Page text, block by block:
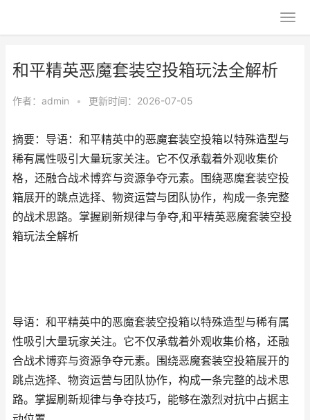
和平精英恶魔套装空投箱玩法全解析
作者： admin • 更新时间：2026-07-05
摘要：导语：和平精英中的恶魔套装空投箱以特殊造型与
稀有属性吸引大量玩家关注。它不仅承载着外观收集价
格，还融合战术博弈与资源争夺元素。围绕恶魔套装空投
箱展开的跳点选择、物资运营与团队协作，构成一条完整
的战术思路。掌握刷新规律与争夺,和平精英恶魔套装空投
箱玩法全解析
导语：和平精英中的恶魔套装空投箱以特殊造型与稀有属
性吸引大量玩家关注。它不仅承载着外观收集价格，还融
合战术博弈与资源争夺元素。围绕恶魔套装空投箱展开的
跳点选择、物资运营与团队协作，构成一条完整的战术思
路。掌握刷新规律与争夺技巧，能够在激烈对抗中占据主